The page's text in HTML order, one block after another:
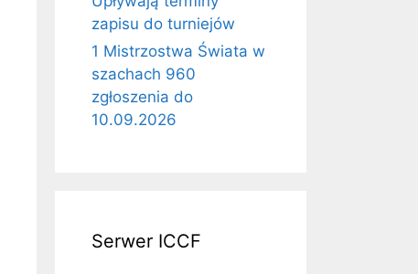
zapisu do turniejów
1 Mistrzostwa Świata w
szachach 960
zgłoszenia do
10.09.2026
Serwer ICCF